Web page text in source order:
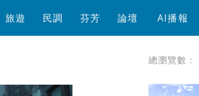
旅遊 民調 芬芳 論壇 AI播報
總瀏覽數：